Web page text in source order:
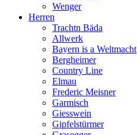
Wenger
Herren
Trachtn Bäda
Allwerk
Bayern is a Weltmacht
Bergheimer
Country Line
Elmau
Frederic Meisner
Garmisch
Giesswein
Gipfelstürmer